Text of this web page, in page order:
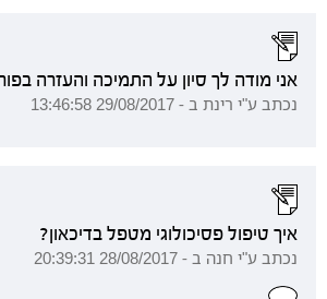
אני מודה לך סיון על התמיכה והעזרה
נכתב ע"י רינת ב - 29/08/2017 13:46:58
איך טיפול פסיכולוגי מטפל בדיכאון?
נכתב ע"י חנה ב - 28/08/2017 20:39:31